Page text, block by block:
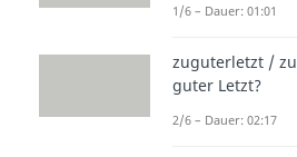
1/6 – Dauer: 01:01
zuguterletzt / zu
guter Letzt?
2/6 – Dauer: 02:17